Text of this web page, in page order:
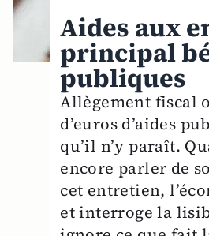
Aides aux
principal
publiques
Allègement fiscal
d’euros d’aides
qu’il n’y paraît.
encore parler de
cet entretien,
et interroge la